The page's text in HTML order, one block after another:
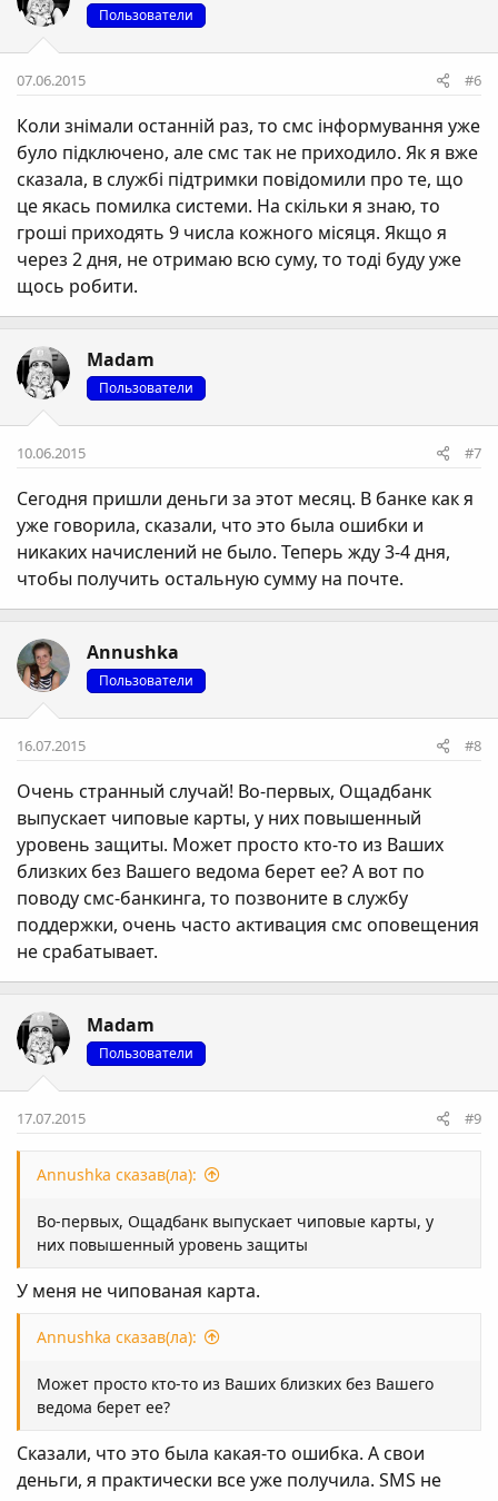
Пользователи
07.06.2015 #6
Коли знімали останній раз, то смс інформування уже
було підключено, але смс так не приходило. Як я вже
сказала, в службі підтримки повідомили про те, що
це якась помилка системи. На скільки я знаю, то
гроші приходять 9 числа кожного місяця. Якщо я
через 2 дня, не отримаю всю суму, то тоді буду уже
щось робити.
Madam
Пользователи
10.06.2015 #7
Сегодня пришли деньги за этот месяц. В банке как я
уже говорила, сказали, что это была ошибки и
никаких начислений не было. Теперь жду 3-4 дня,
чтобы получить остальную сумму на почте.
Annushka
Пользователи
16.07.2015 #8
Очень странный случай! Во-первых, Ощадбанк
выпускает чиповые карты, у них повышенный
уровень защиты. Может просто кто-то из Ваших
близких без Вашего ведома берет ее? А вот по
поводу смс-банкинга, то позвоните в службу
поддержки, очень часто активация смс оповещения
не срабатывает.
Madam
Пользователи
17.07.2015 #9
Annushka сказав(ла):
Во-первых, Ощадбанк выпускает чиповые карты, у
них повышенный уровень защиты
У меня не чипованая карта.
Annushka сказав(ла):
Может просто кто-то из Ваших близких без Вашего
ведома берет ее?
Сказали, что это была какая-то ошибка. А свои
деньги, я практически все уже получила. SMS не